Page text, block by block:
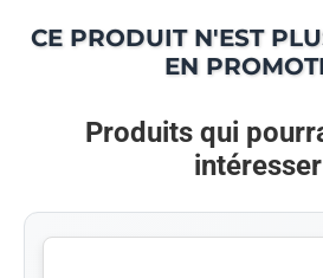
CE PRODUIT N'EST
EN
Produits qui